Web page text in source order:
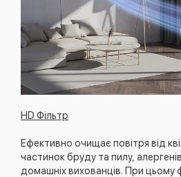
HD Фільтр
Ефективно очищає повітря від
частинок бруду та пилу,
домашніх вихованців. При цьому